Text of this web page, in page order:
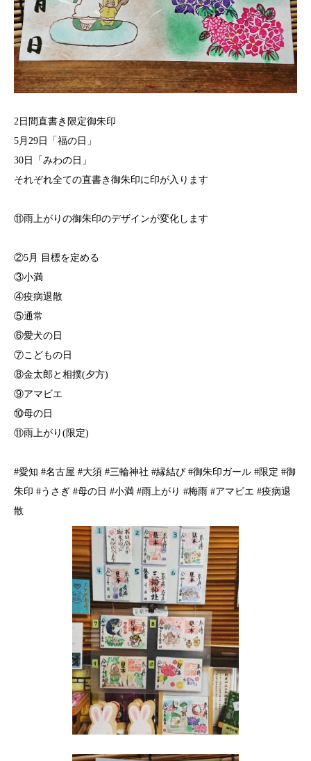
2日間直書き限定御朱印
5月29日「福の日」
30日「みわの日」
それぞれ全ての直書き御朱印に印が入ります
⑪雨上がりの御朱印のデザインが変化します
②5月 目標を定める
③小満
④疫病退散
⑤通常
⑥愛犬の日
⑦こどもの日
⑧金太郎と相撲(夕方)
⑨アマビエ
⑩母の日
⑪雨上がり(限定)
#愛知 #名古屋 #大須 #三輪神社 #縁結び #御朱印ガール #限定 #御
朱印 #うさぎ #母の日 #小満 #雨上がり #梅雨 #アマビエ #疫病退
散